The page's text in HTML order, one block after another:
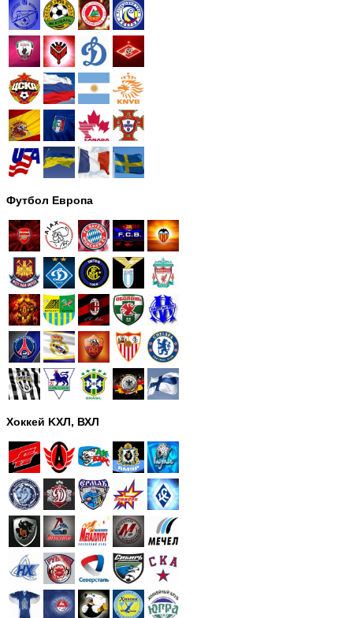
Футбол Европа
Хоккей KХЛ, ВХЛ